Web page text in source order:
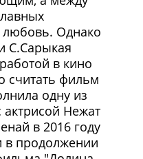
любовь. Однако
С.Сарыкая
в кино
считать фильм
одну из
Нежат
в 2016 году
в продолжении